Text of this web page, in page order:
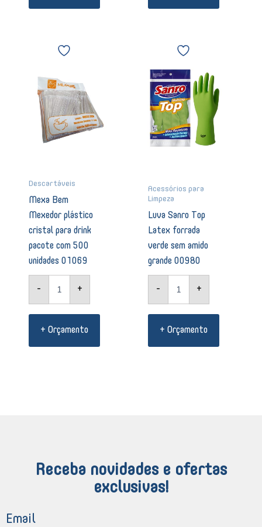
Descartáveis
Mexa Bem
Mexedor plástico
cristal para drink
pacote com 500
unidades 01069
-
Bem
plástico
cristal
para
drink
pacote
com
quantidade
+
+ Orçamento
Acessórios para
Limpeza
Luva Sanro Top
Latex forrada
verde sem amido
grande 00980
-
Sanro
Latex
forrada
verde
sem
amido
grande
00980
+
+ Orçamento
Receba novidades e ofertas
exclusivas!
Email